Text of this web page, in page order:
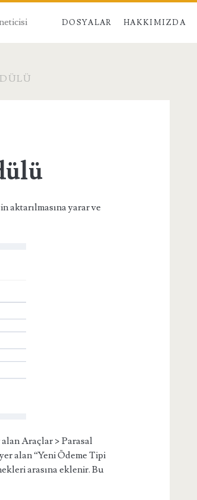
DOSYALAR HAKKIMIZDA
aktarılmasına yarar ve
Araçlar > Parasal
alan “Yeni Ödeme Tipi
arasına eklenir. Bu